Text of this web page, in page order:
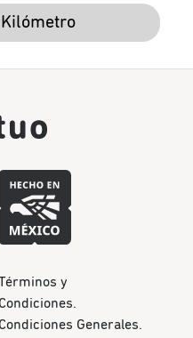
y
Condiciones.
Condiciones Generales.